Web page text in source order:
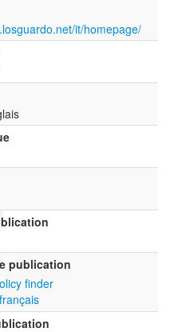
it/homepage/
publication
finder